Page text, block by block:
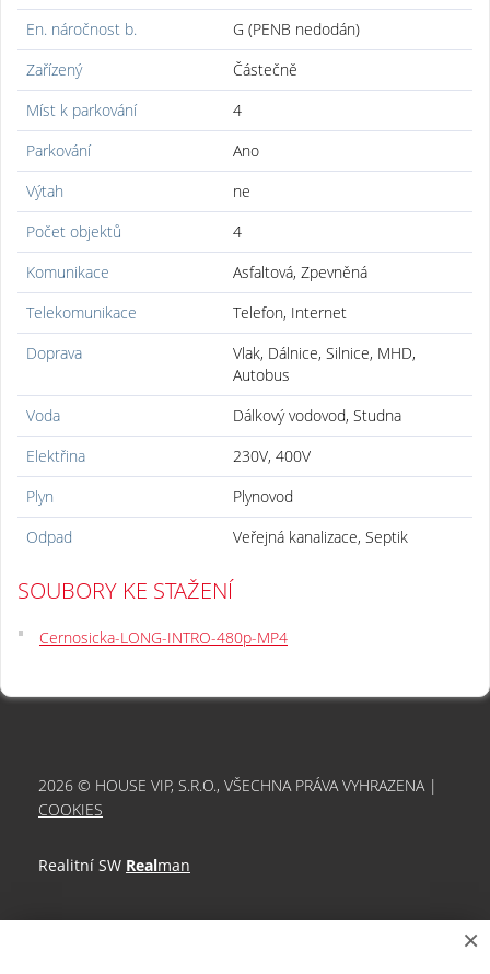
En. náročnost b.
G (PENB nedodán)
Zařízený
Částečně
Míst k parkování
4
Parkování
Ano
Výtah
ne
Počet objektů
4
Komunikace
Asfaltová, Zpevněná
Telekomunikace
Telefon, Internet
Doprava
Vlak, Dálnice, Silnice, MHD,
Autobus
Voda
Dálkový vodovod, Studna
Elektřina
230V, 400V
Plyn
Plynovod
Odpad
Veřejná kanalizace, Septik
SOUBORY KE STAŽENÍ
Cernosicka-LONG-INTRO-480p-MP4
2026 © HOUSE VIP, S.R.O., VŠECHNA PRÁVA VYHRAZENA |
COOKIES
Realitní SW Realman
×